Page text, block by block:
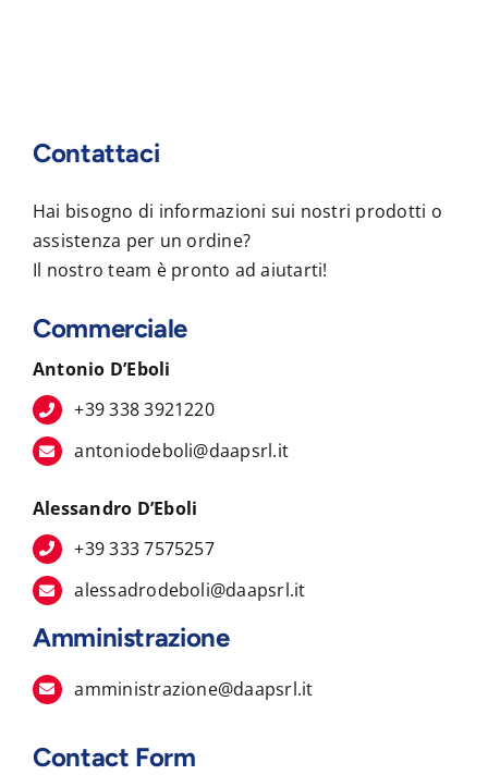
Contattaci
Hai bisogno di informazioni sui nostri prodotti o
assistenza per un ordine?
Il nostro team è pronto ad aiutarti!
Commerciale
Antonio D’Eboli
+39 338 3921220
antoniodeboli@daapsrl.it
Alessandro D’Eboli
+39 333 7575257
alessadrodeboli@daapsrl.it
Amministrazione
amministrazione@daapsrl.it
Contact Form